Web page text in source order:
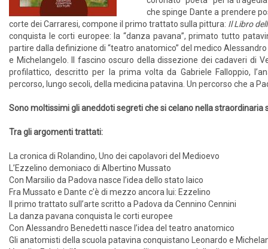
che spinge Dante a prendere
corte dei Carraresi, compone il primo trattato sulla pittura: Il Libro
conquista le corti europee: la “danza pavana”, primato tutto
partire dalla definizione di “teatro anatomico” del medico
e Michelangelo. Il fascino oscuro della dissezione dei cadaveri di
profilattico, descritto per la prima volta da Gabriele Falloppio,
percorso, lungo secoli, della medicina patavina. Un percorso che a
Sono moltissimi gli aneddoti segreti che si celano nella straordinaria
Tra gli argomenti trattati:
La cronica di Rolandino, Uno dei capolavori del Medioevo
L’Ezzelino demoniaco di Albertino Mussato
Con Marsilio da Padova nasce l’idea dello stato laico
Fra Mussato e Dante c’è di mezzo ancora lui: Ezzelino
Il primo trattato sull’arte scritto a Padova da Cennino Cennini
La danza pavana conquista le corti europee
Con Alessandro Benedetti nasce l’idea del teatro anatomico
Gli anatomisti della scuola patavina conquistano Leonardo e